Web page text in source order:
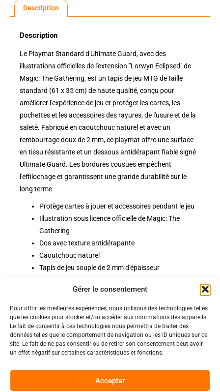
Gérer le consentement
Pour offrir les meilleures expériences, nous utilisons des technologies telles
que les cookies pour stocker et/ou accéder aux informations des appareils.
Le fait de consentir à ces technologies nous permettra de traiter des
données telles que le comportement de navigation ou les ID uniques sur ce
site. Le fait de ne pas consentir ou de retirer son consentement peut avoir
un effet négatif sur certaines caractéristiques et fonctions.
Accepter
Description
Description
Le Playmat Standard d'Ultimate Guard, avec des
illustrations officielles de l'extension "Lorwyn Eclipsed" de
Magic: The Gathering, est un tapis de jeu MTG de taille
standard (61 x 35 cm) de haute qualité, conçu pour
améliorer l'expérience de jeu et protéger les cartes, les
pochettes et les accessoires des rayures, de l'usure et de la
saleté. Fabriqué en caoutchouc naturel et avec un
rembourrage doux de 2 mm, ce playmat offre une surface
en tissu résistante et un dessous antidérapant fiable signé
Ultimate Guard. Les bordures cousues empêchent
l'effilochage et garantissent une grande durabilité sur le
long terme.
Protège cartes à jouer et accessoires pendant le jeu
Illustration sous licence officielle de Magic: The
Gathering
Dos avec texture antidérapante
Caoutchouc naturel
Tapis de jeu souple de 2 mm d'épaisseur
Nos pages
Nos évènements
Nous contacter
Politiques
Politique de confidentialité
Nos conditions de vente et livraison
Code de conduite